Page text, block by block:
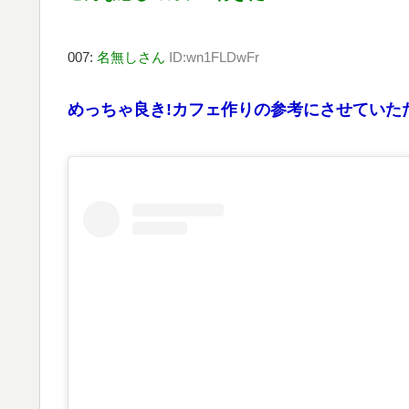
007: 名無しさん ID:wn1FLDwFr
めっちゃ良き!カフェ作りの参考にさせてい